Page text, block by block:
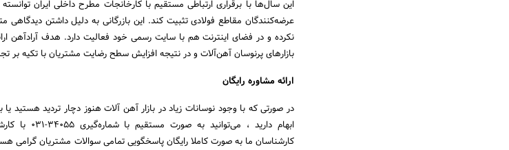
این سال‌ها با برقراری ارتباطی مستقیم با کارخانجات مطرح داخلی ایران
عرضه‌کنندگان مقاطع فولادی تثبیت کند. این بازرگانی به دلیل داشتن دیدگاهی
نکرده و در فضای اینترنت هم با سایت رسمی خود فعالیت دارد. هدف آرادآهن
بازارهای پرنوسان آهن‌آلات و در نتیجه افزایش سطح رضایت مشتریان با تکیه بر
ارائه مشاوره رایگان
در صورتی که با وجود نوسانات زیاد در بازار آهن آلات هنوز دچار تردید هستید
ابهام دارید ،
کارشناسان ما به صورت کاملا رایگان پاسخگویی تمامی سوالات مشتریان گرامی